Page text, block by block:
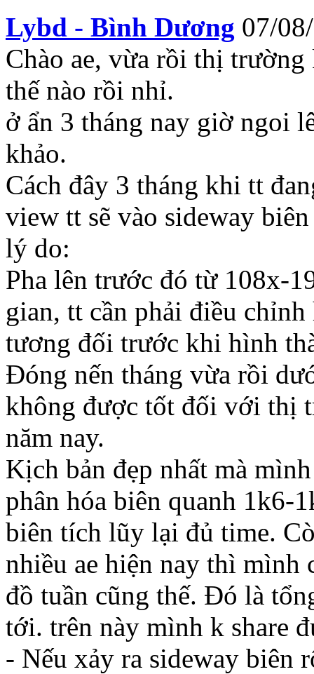
Lybd - Bình Dương 07/
Chào ae, vừa rồi thị
thế nào rồi nhỉ.
ở ẩn 3 tháng nay giờ ngoi
khảo.
Cách đây 3 tháng khi tt
view tt sẽ vào sideway
lý do:
Pha lên trước đó từ 108x-
gian, tt cần phải điều
tương đối trước khi hình
Đóng nến tháng vừa rồi
không được tốt đối với thị
năm nay.
Kịch bản đẹp nhất mà
phân hóa biên quanh 1k6-
biên tích lũy lại đủ time.
nhiều ae hiện nay thì mình
đồ tuần cũng thế. Đó là
tới. trên này mình k share
- Nếu xảy ra sideway biên